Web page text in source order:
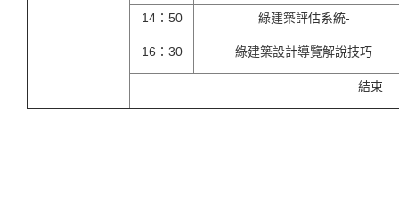
14：50
16：30
綠建築評估系統-
綠建築設計導覽解說技巧
結束